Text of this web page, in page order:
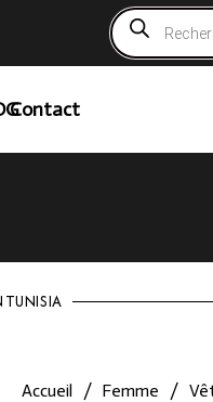
Recherche
de
produits
Contact
TUNISIA
Accueil / Femme /